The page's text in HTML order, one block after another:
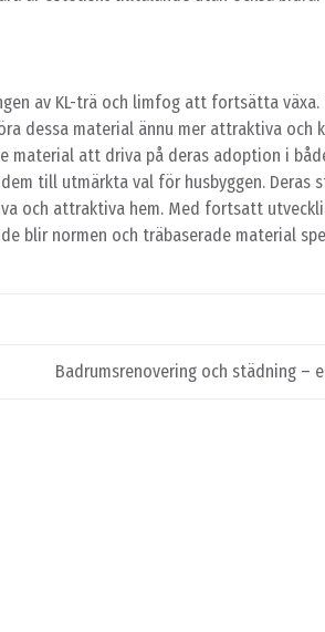
av KL-trä och limfog att fortsätta växa.
dessa material ännu mer attraktiva och
material att driva på deras adoption i
till utmärkta val för husbyggen. Deras
och attraktiva hem. Med fortsatt
blir normen och träbaserade material
Badrumsrenovering och städning –